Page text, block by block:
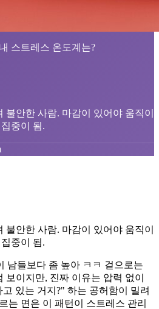
스트레스 온도계는?
불안한 사람. 마감이 있어야 움직이
중이 됨.
불안한 사람. 마감이 있어야 움직이
중이 됨.
남들보다 좀 높아 ㅋㅋ 겉으로는
보이지만, 진짜 이유는 압력 없이
있는 거지?" 하는 공허함이 밀려
는 면은 이 패턴이 스트레스 관리